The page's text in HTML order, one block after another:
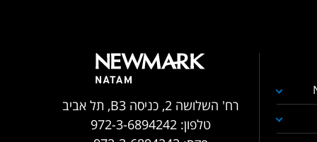
רח' השלושה 2, כניסה B3, תל אביב
טלפון:972-3-6894242